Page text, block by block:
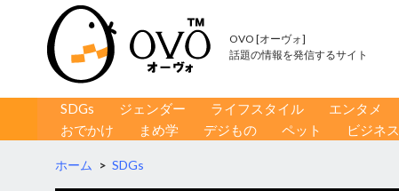
OVO [オーヴォ]
話題の情報を発信するサイト
コンテンツへ移動
SDGs ジェンダー ライフスタイル エンタメ
おでかけ
まめ学 デジもの ペット ビジネス
ホーム > SDGs